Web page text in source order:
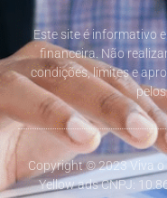
Este site é informativo
financeira. Não
condições, limites e
Copyright © 2023 Viva o
Yellow ads CNPJ: